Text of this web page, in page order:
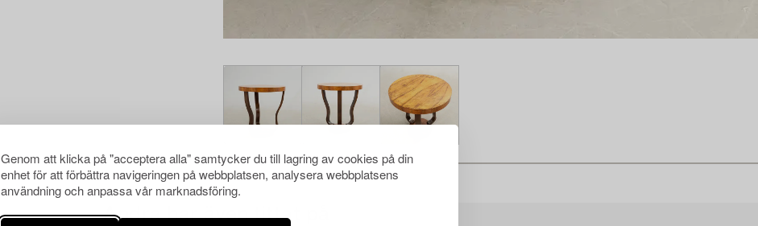
Genom att klicka på "acceptera alla" samtycker du till lagring av cookies på din
enhet för att förbättra navigeringen på webbplatsen, analysera webbplatsens
användning och anpassa vår marknadsföring.
Andra har även tittat på